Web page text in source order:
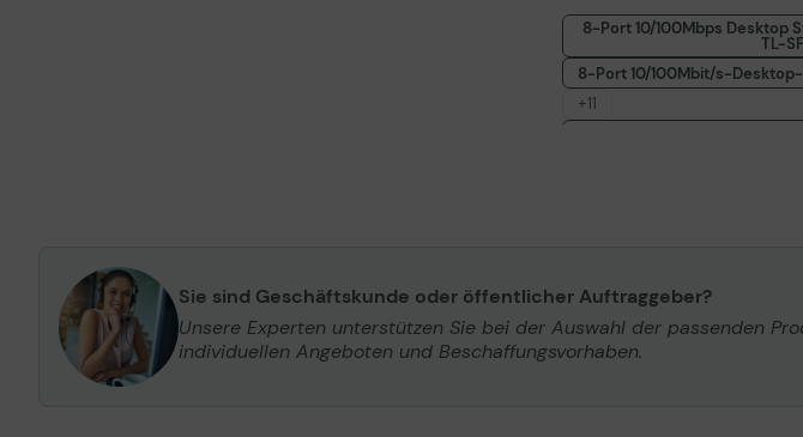
8-Port 10/100Mbps Desktop
TL-
8-Port 10/100Mbit/s-
+11
24-Port 10/100Mbit/s Switch
16-Port 10/100Mbit/s Switch
5-Port 10/100Mbit/s Switch
Sie sind Geschäftskunde oder öffentlicher Auftraggeber?
Unsere Experten unterstützen Sie bei der Auswahl der passenden
individuellen Angeboten und Beschaffungsvorhaben.